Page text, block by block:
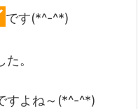
です(*^-^*)
。
すよね～(*^-^*)